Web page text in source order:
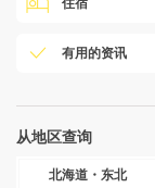
有用的资讯
从地区查询
北海道・东北